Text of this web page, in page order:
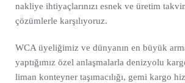
nakliye ihtiyaçlarınızı esnek ve üretim
çözümlerle karşılıyoruz.
WCA üyeliğimiz ve dünyanın en büyük
yaptığımız özel anlaşmalarla denizyolu kargo
liman konteyner taşımacılığı, gemi kargo